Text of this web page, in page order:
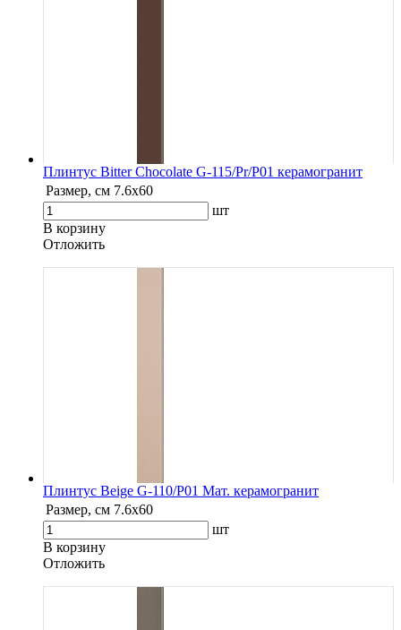
Плинтус Bitter Chocolate G-115/Pr/P01 керамогранит
Размер, см 7.6х60
шт
В корзину
Oтложить
Плинтус Beige G-110/P01 Мат. керамогранит
Размер, см 7.6х60
шт
В корзину
Oтложить